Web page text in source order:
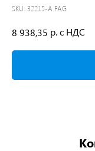
SKU: 32215-A FAG
8 938,35 р. с НДС